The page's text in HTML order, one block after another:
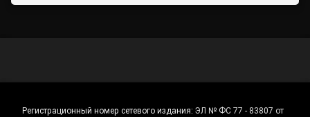
Регистрационный номер сетевого издания: ЭЛ № ФС 77 - 83807 от